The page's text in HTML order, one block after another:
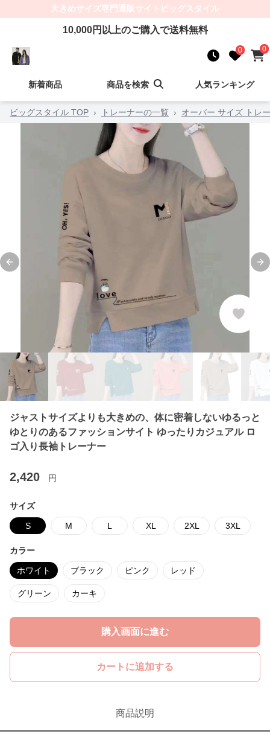
大きめサイズ専門通販サイト ビッグスタイル
10,000円以上のご購入で送料無料
0 0
新着商品 商品を検索 人気ランキング
ビッグスタイル TOP › トレーナーの一覧 › オーバー サイズ トレ
Previous slide
ジャストサイズよりも大きめの、体に密着しないゆるっと
ゆとりのあるファッションサイト ゆったりカジュアル ロ
ゴ入り長袖トレーナー
2,420 円
サイズ
S M L XL 2XL 3XL
カラー
ホワイト ブラック ピンク レッド
グリーン カーキ
購入画面に進む
カートに追加する
商品説明